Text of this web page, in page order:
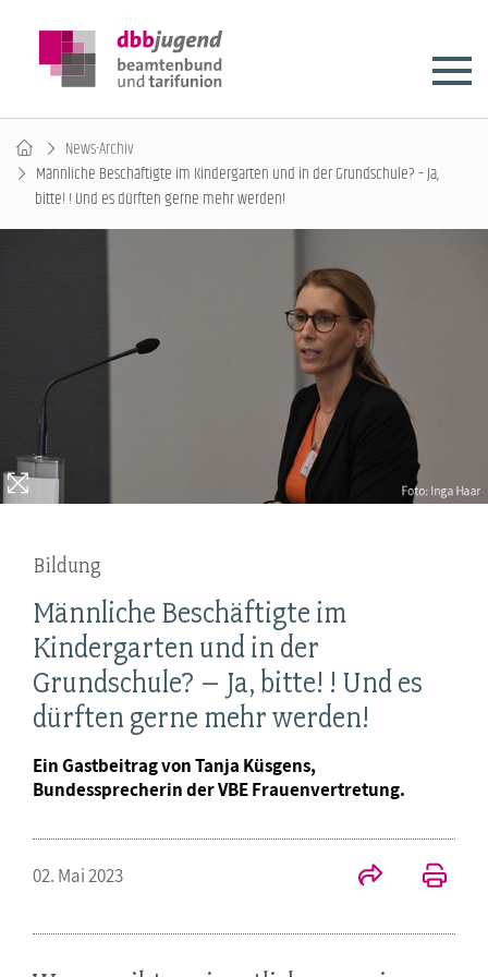
News-Archiv
Männliche Beschäftigte im Kindergarten und in der Grundschule? – Ja,
bitte! ! Und es dürften gerne mehr werden!
Bildung
Männliche Beschäftigte im
Kindergarten und in der
Grundschule? – Ja, bitte! ! Und es
dürften gerne mehr werden!
Ein Gastbeitrag von Tanja Küsgens,
Bundessprecherin der VBE Frauenvertretung.
02. Mai 2023